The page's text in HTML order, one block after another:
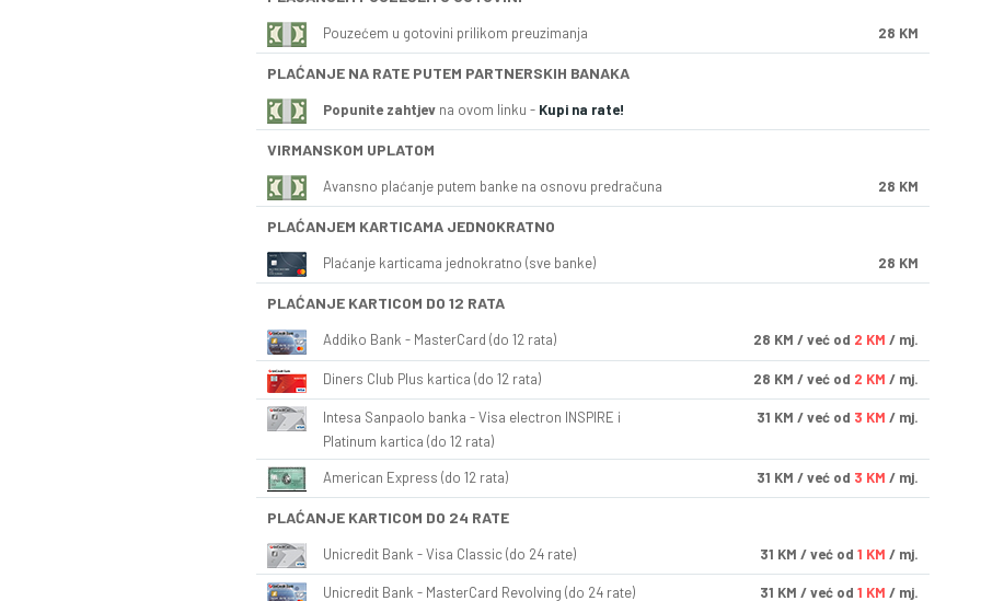
Pouzećem u gotovini prilikom preuzimanja 28 KM
PLAĆANJE NA RATE PUTEM PARTNERSKIH BANAKA
Popunite zahtjev na ovom linku - Kupi na rate!
VIRMANSKOM UPLATOM
Avansno plaćanje putem banke na osnovu predračuna 28 KM
PLAĆANJEM KARTICAMA JEDNOKRATNO
Plaćanje karticama jednokratno (sve banke) 28 KM
PLAĆANJE KARTICOM DO 12 RATA
Addiko Bank - MasterCard (do 12 rata) 28 KM / već od 2 KM / mj.
Diners Club Plus kartica (do 12 rata) 28 KM / već od 2 KM / mj.
Intesa Sanpaolo banka - Visa electron INSPIRE i
Platinum kartica (do 12 rata)
31 KM / već od 3 KM / mj.
American Express (do 12 rata) 31 KM / već od 3 KM / mj.
PLAĆANJE KARTICOM DO 24 RATE
Unicredit Bank - Visa Classic (do 24 rate) 31 KM / već od 1 KM / mj.
Unicredit Bank - MasterCard Revolving (do 24 rate) 31 KM / već od 1 KM / mj.